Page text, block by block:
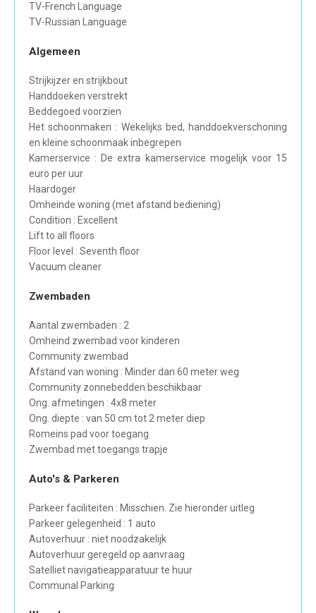
TV-French Language
TV-Russian Language
Algemeen
Strijkijzer en strijkbout
Handdoeken verstrekt
Beddegoed voorzien
Het schoonmaken : Wekelijks bed, handdoekverschoning
en kleine schoonmaak inbegrepen
Kamerservice : De extra kamerservice mogelijk voor 15
euro per uur
Haardoger
Omheinde woning (met afstand bediening)
Condition : Excellent
Lift to all floors
Floor level : Seventh floor
Vacuum cleaner
Zwembaden
Aantal zwembaden : 2
Omheind zwembad voor kinderen
Community zwembad
Afstand van woning : Minder dan 60 meter weg
Community zonnebedden beschikbaar
Ong. afmetingen : 4x8 meter
Ong. diepte : van 50 cm tot 2 meter diep
Romeins pad voor toegang
Zwembad met toegangs trapje
Auto's & Parkeren
Parkeer faciliteiten : Misschien. Zie hieronder uitleg
Parkeer gelegenheid : 1 auto
Autoverhuur : niet noodzakelijk
Autoverhuur geregeld op aanvraag
Satelliet navigatieapparatuur te huur
Communal Parking